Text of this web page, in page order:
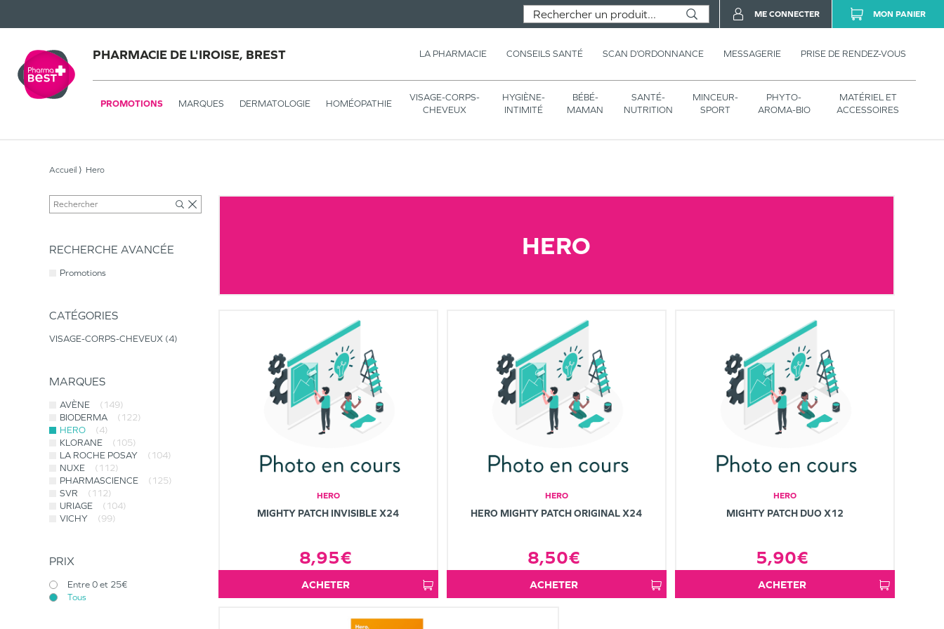
PHARMACIE DE L'IROISE, BREST LA PHARMACIE CONSEILS SANTÉ SCAN D’ORDONNANCE MESSAGERIE PRISE DE RENDEZ-VOUS
PROMOTIONS MARQUES DERMATOLOGIE HOMÉOPATHIE
VISAGE-CORPS-
CHEVEUX
HYGIÈNE-
INTIMITÉ
BÉBÉ-
MAMAN
SANTÉ-
NUTRITION
MINCEUR-
SPORT
PHYTO-
AROMA-BIO
MATÉRIEL ET
ACCESSOIRES
ME CONNECTER MON PANIER
Accueil Hero
RECHERCHE AVANCÉE
Promotions
CATÉGORIES
VISAGE-CORPS-CHEVEUX 4
MARQUES
AVÈNE
(149)
BIODERMA
(122)
HERO
(4)
KLORANE
(105)
LA ROCHE POSAY
(104)
NUXE
(112)
PHARMASCIENCE
(125)
SVR
(112)
URIAGE
(104)
VICHY
(99)
PRIX
Entre 0 et 25€
Tous
HERO
HERO
MIGHTY PATCH INVISIBLE X24
8,95€
ACHETER
HERO
HERO MIGHTY PATCH ORIGINAL X24
8,50€
ACHETER
HERO
MIGHTY PATCH DUO X12
5,90€
ACHETER